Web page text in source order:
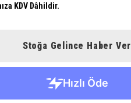
KDV Dâhildir.
Stoğa Gelince Haber Ver